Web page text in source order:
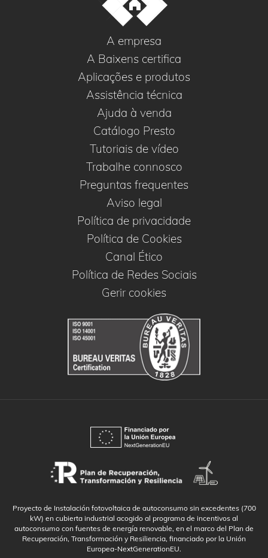
A empresa
A Baixens certifica
Aplicações e produtos
Assistência técnica
Ajuda à venda
Catálogo Presto
Tutoriais de vídeo
Trabalhe connosco
Preguntas frequentes
Aviso legal
Política de privacidade
Política de Cookies
Canal Ético
Política de Redes Sociais
Gerir cookies
Proyecto de Instalación fotovoltaica de autoconsumo sin excedentes (700
kW) en cubierta industrial acogido al programa de incentivos al
autoconsumo con fuentes de energía renovable, en el marco del Plan de
Recuperación, Transformación y Resiliencia, financiado por la Unión
Europea-NextGenerationEU.